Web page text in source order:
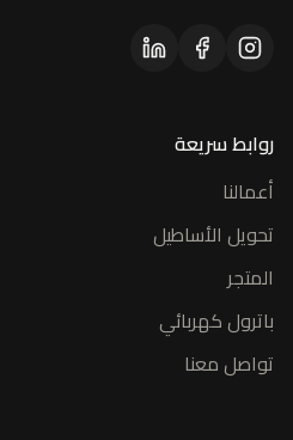
روابط سريعة
أعمالنا
تحويل الأساطيل
المتجر
باترول كهربائي
تواصل معنا